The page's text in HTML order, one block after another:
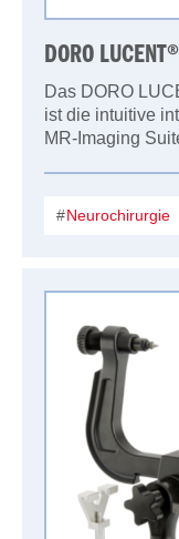
DORO
Das DORO
ist die intuitive
MR-Imaging
Neurochirurgie